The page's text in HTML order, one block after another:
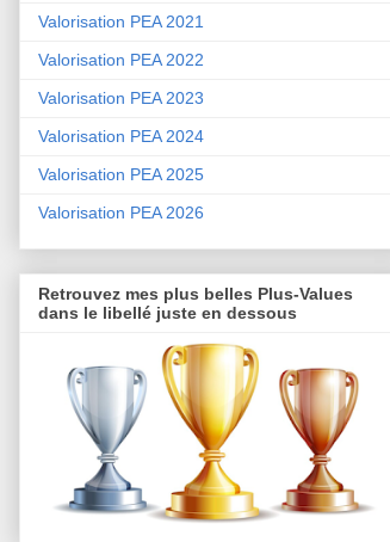
Valorisation PEA 2021
Valorisation PEA 2022
Valorisation PEA 2023
Valorisation PEA 2024
Valorisation PEA 2025
Valorisation PEA 2026
Retrouvez mes plus belles Plus-Values
dans le libellé juste en dessous